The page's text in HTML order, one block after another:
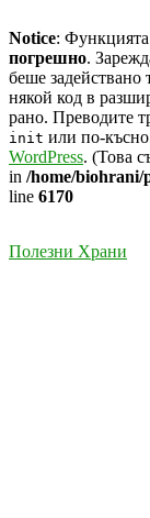
Notice: Функцията
погрешно.
беше задействано
някой код в
рано. Преводите
init или по-
WordPress. (Това
in /home/biohrani/
line 6170
Skip
Полезни Храни